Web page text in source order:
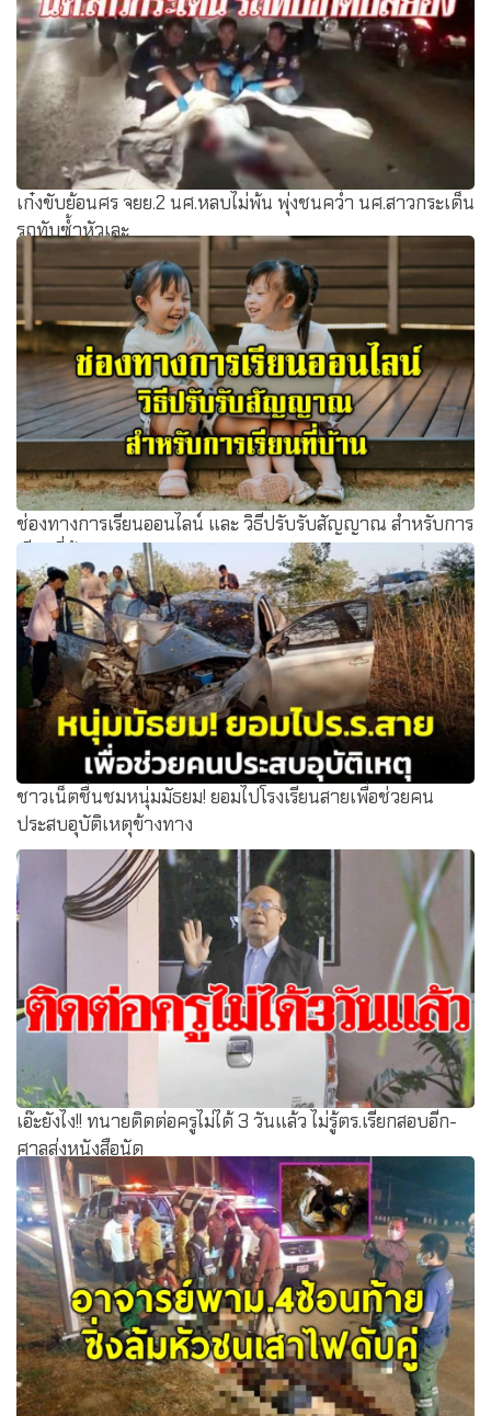
เก๋งขับย้อนศร จยย.2 นศ.หลบไม่พ้น พุ่งชนคว่ำ นศ.สาวกระเด็น
รถทับซ้ำหัวเละ
ช่องทางการเรียนออนไลน์ และ วิธีปรับรับสัญญาณ สำหรับการ
เรียนที่บ้าน
ชาวเน็ตชื่นชมหนุ่มมัธยม! ยอมไปโรงเรียนสายเพื่อช่วยคน
ประสบอุบัติเหตุข้างทาง
เอ๊ะยังไง!! ทนายติดต่อครูไม่ได้ 3 วันแล้ว ไม่รู้ตร.เรียกสอบอีก-
ศาลส่งหนังสือนัด